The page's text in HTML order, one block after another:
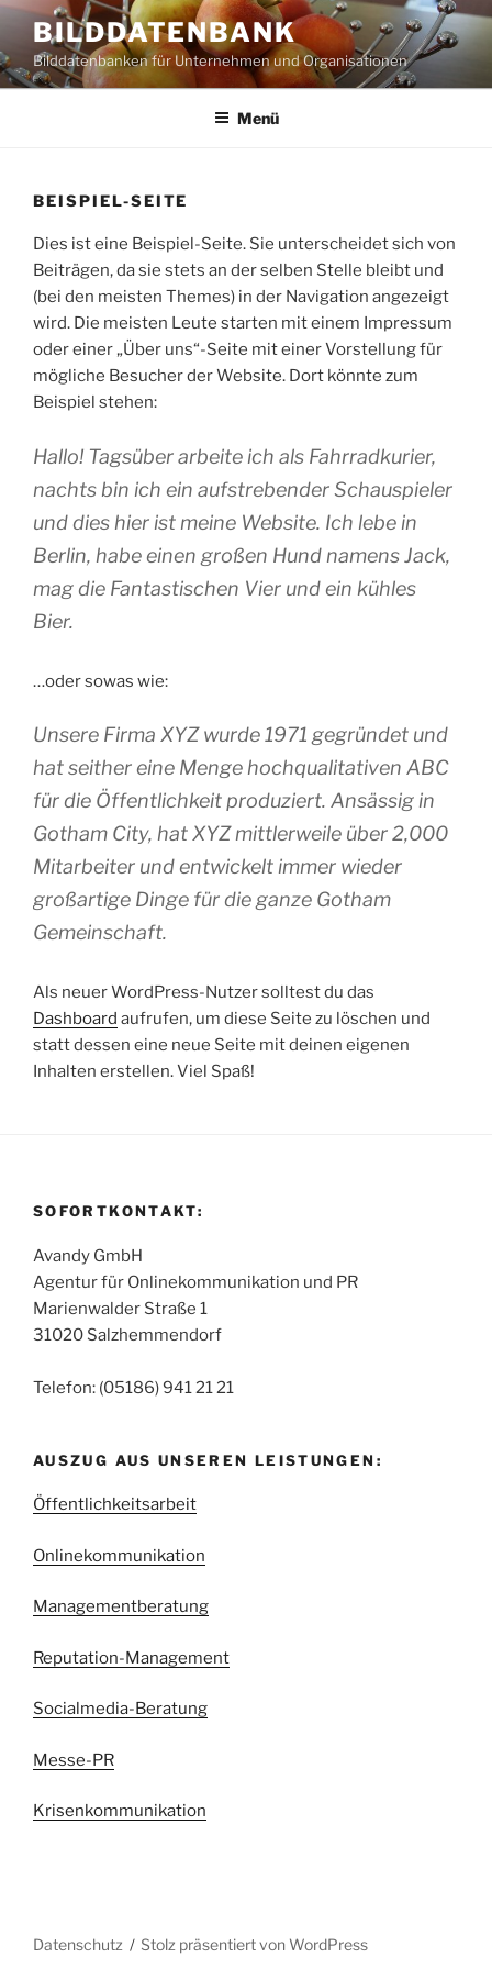
Zum
Inhalt
springen
BILDDATENBANK
Bilddatenbanken für Unternehmen und Organisationen
Menü
BEISPIEL-SEITE
Dies ist eine Beispiel-Seite. Sie unterscheidet sich von
Beiträgen, da sie stets an der selben Stelle bleibt und
(bei den meisten Themes) in der Navigation angezeigt
wird. Die meisten Leute starten mit einem Impressum
oder einer „Über uns“-Seite mit einer Vorstellung für
mögliche Besucher der Website. Dort könnte zum
Beispiel stehen:
Hallo! Tagsüber arbeite ich als Fahrradkurier,
nachts bin ich ein aufstrebender Schauspieler
und dies hier ist meine Website. Ich lebe in
Berlin, habe einen großen Hund namens Jack,
mag die Fantastischen Vier und ein kühles
Bier.
…oder sowas wie:
Unsere Firma XYZ wurde 1971 gegründet und
hat seither eine Menge hochqualitativen ABC
für die Öffentlichkeit produziert. Ansässig in
Gotham City, hat XYZ mittlerweile über 2,000
Mitarbeiter und entwickelt immer wieder
großartige Dinge für die ganze Gotham
Gemeinschaft.
Als neuer WordPress-Nutzer solltest du das
Dashboard aufrufen, um diese Seite zu löschen und
statt dessen eine neue Seite mit deinen eigenen
Inhalten erstellen. Viel Spaß!
SOFORTKONTAKT:
Avandy GmbH
Agentur für Onlinekommunikation und PR
Marienwalder Straße 1
31020 Salzhemmendorf
Telefon: (05186) 941 21 21
AUSZUG AUS UNSEREN LEISTUNGEN:
Öffentlichkeitsarbeit
Onlinekommunikation
Managementberatung
Reputation-Management
Socialmedia-Beratung
Messe-PR
Krisenkommunikation
Datenschutz Stolz präsentiert von WordPress